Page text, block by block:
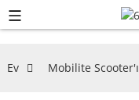
Ev Mobilite Scooter'ı